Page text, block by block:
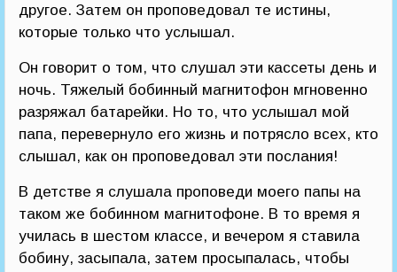
другое. Затем он проповедовал те истины,
которые только что услышал.
Он говорит о том, что слушал эти кассеты день и
ночь. Тяжелый бобинный магнитофон мгновенно
разряжал батарейки. Но то, что услышал мой
папа, перевернуло его жизнь и потрясло всех, кто
слышал, как он проповедовал эти послания!
В детстве я слушала проповеди моего папы на
таком же бобинном магнитофоне. В то время я
училась в шестом классе, и вечером я ставила
бобину, засыпала, затем просыпалась, чтобы